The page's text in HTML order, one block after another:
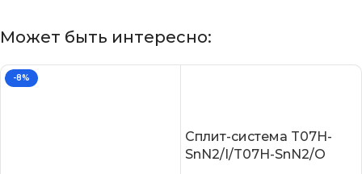
Может быть интересно:
-8%
Сплит-система T07H-
SnN2/I/T07H-SnN2/O